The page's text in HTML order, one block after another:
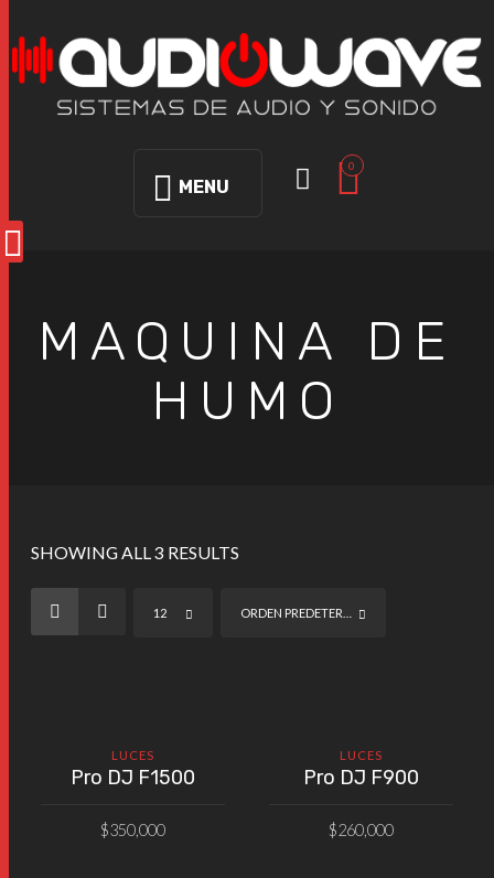
MENU
0
MAQUINA DE
HUMO
SHOWING ALL 3 RESULTS
12
LUCES
Pro DJ F1500
$350,000
LUCES
Pro DJ F900
$260,000